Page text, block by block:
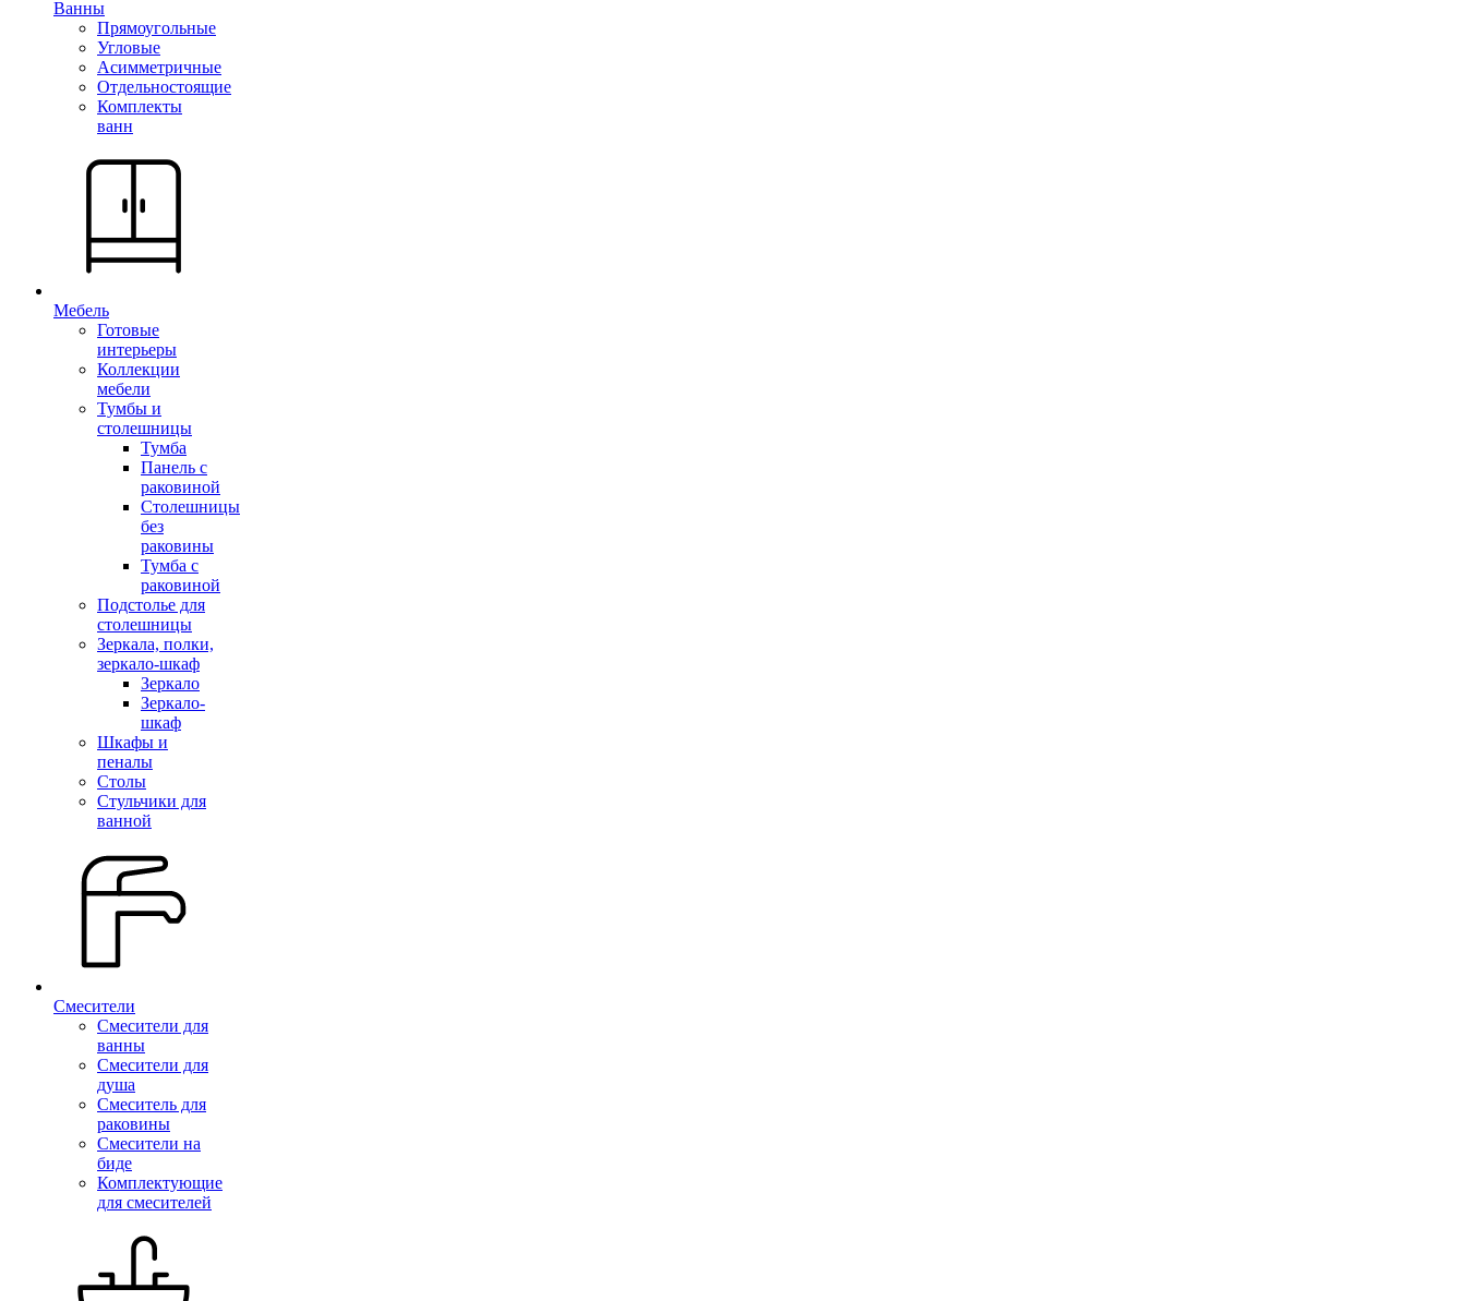
Ванны
Прямоугольные
Угловые
Асимметричные
Отдельностоящие
Комплекты
ванн
Мебель
Готовые
интерьеры
Коллекции
мебели
Тумбы и
столешницы
Тумба
Панель с
раковиной
Столешницы
без
раковины
Тумба с
раковиной
Подстолье для
столешницы
Зеркала, полки,
зеркало-шкаф
Зеркало
Зеркало-
шкаф
Шкафы и
пеналы
Столы
Стульчики для
ванной
Смесители
Смесители для
ванны
Смесители для
душа
Смеситель для
раковины
Смесители на
биде
Комплектующие
для смесителей